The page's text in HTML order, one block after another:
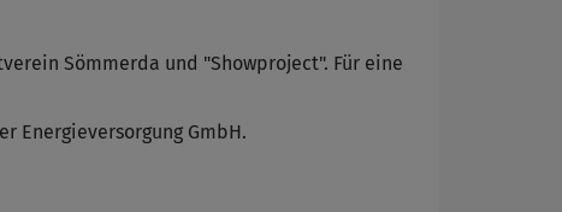
Sömmerda und "Showproject". Für eine
Energieversorgung GmbH.